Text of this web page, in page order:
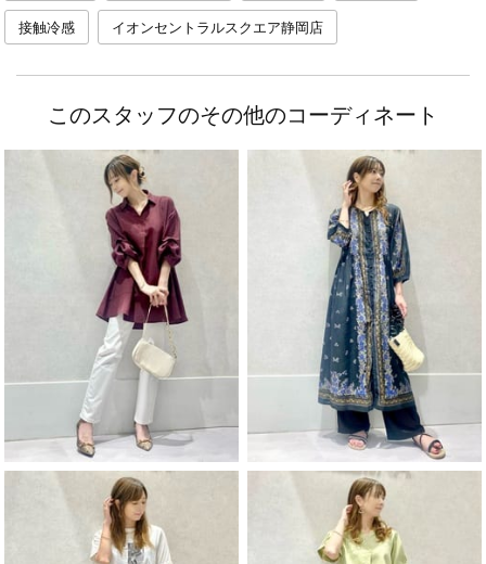
接触冷感 イオンセントラルスクエア静岡店
このスタッフのその他のコーディネート